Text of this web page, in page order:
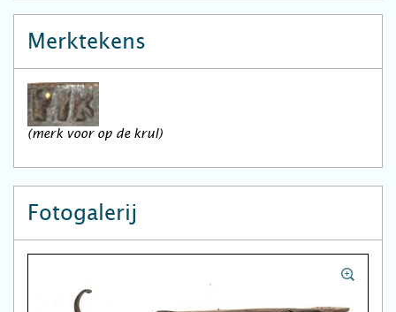
Merktekens
(merk voor op de krul)
Fotogalerij